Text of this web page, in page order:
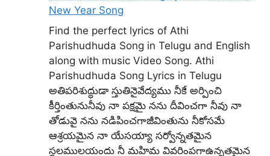
New Year Song
Find the perfect lyrics of Athi
Parishudhuda Song in Telugu and English
along with music Video Song. Athi
Parishudhuda Song Lyrics in Telugu
అతిపరిశుద్ధుడా స్తుతినైవేద్యము నీకే అర్పించి
కీర్తింతునునీవు నా పక్షమై నను దీవించగా నీవు నా
తోడువై నను నడిపించగాజీవింతును నీకోసమే
ఆశ్రయమైన నా యేసయ్యా సర్వోన్నతమైన
స్థలములయందు నీ మహిమ వివరింపగాఉన్నతమైన